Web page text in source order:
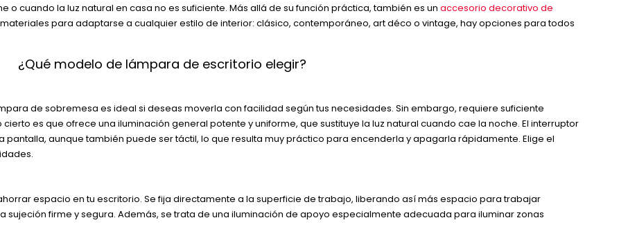
o cuando la luz natural en casa no es suficiente. Más allá de su función práctica, también es unaccesorio decorativo de
para adaptarse a cualquier estilo de interior: clásico, contemporáneo, art déco o vintage, hay opciones para todos
¿Qué modelo de lámpara de escritorio elegir?
de sobremesa es ideal si deseas moverla con facilidad según tus necesidades. Sin embargo, requiere suficiente
es que ofrece una iluminación general potente y uniforme, que sustituye la luz natural cuando cae la noche. El interruptor
aunque también puede ser táctil, lo que resulta muy práctico para encenderla y apagarla rápidamente. Elige el
espacio en tu escritorio. Se fija directamente a la superficie de trabajo, liberando así más espacio para trabajar
sujeción firme y segura. Además, se trata de una iluminación de apoyo especialmente adecuada para iluminar zonas